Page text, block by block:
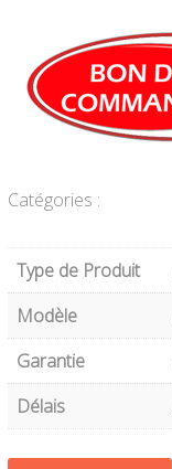
Catégories :
Type de Produit
Modèle
Garantie
Délais